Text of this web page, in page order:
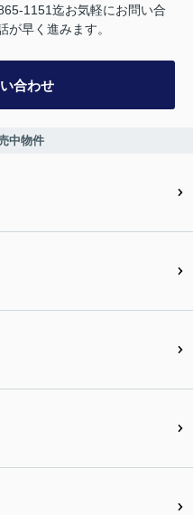
1151迄お気軽にお問い合
が早く進みます。
合わせ
中物件